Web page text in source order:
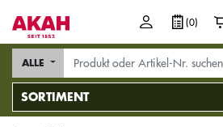
(0)
SORTIMENT
ALLE